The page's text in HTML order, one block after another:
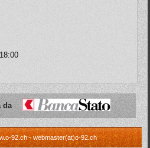
18:00
da
92.ch - webmaster(at)o-92.ch